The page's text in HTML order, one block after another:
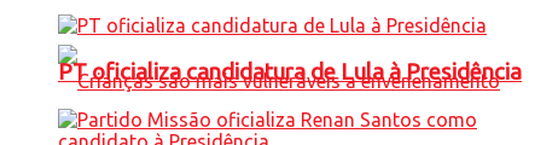
PT oficializa candidatura de Lula à Presidência